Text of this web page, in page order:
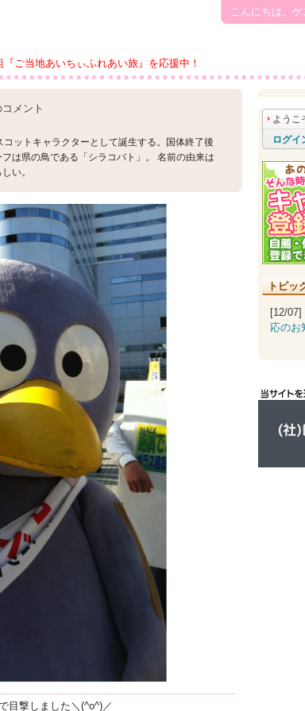
『ご当地あいちぃふれあい旅』を応援中！
こんにちは、
メント
ットキャラクターとして誕生する。国体終了後
は県の鳥である「シラコバト」。 名前の由来は
い。
目撃しました＼(^o^)／
ようこ
ログイ
トピッ
[12/07]
応のお